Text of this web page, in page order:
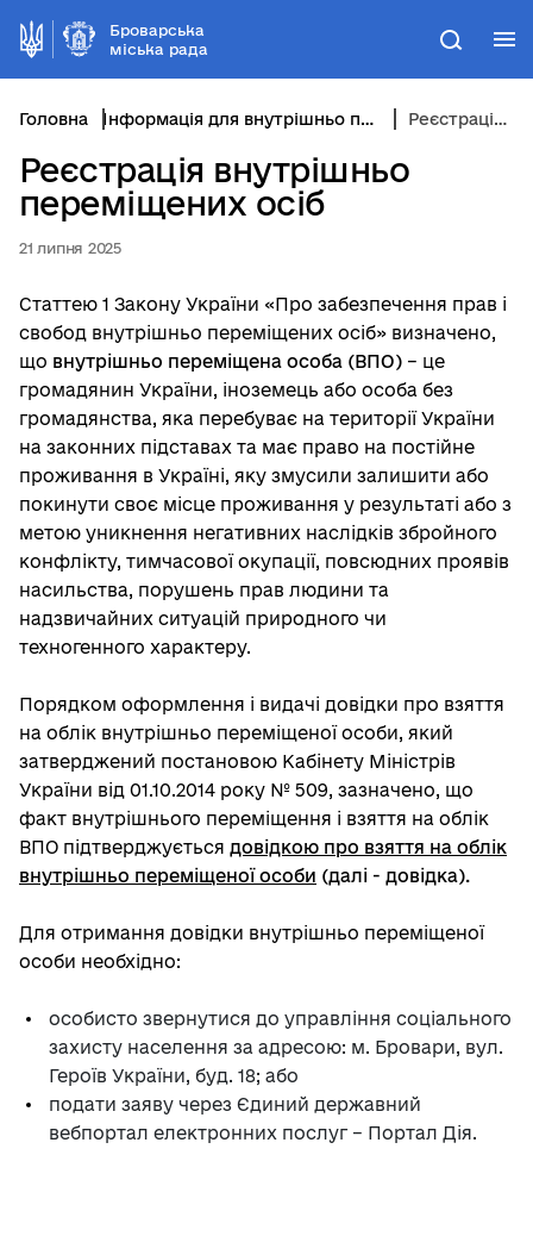
Броварська
міська рада
Пошук
Головна Інформація для внутрішньо переміщених осіб Реєстрація внутрішньо переміщених осіб
Реєстрація внутрішньо
переміщених осіб
21 липня 2025
Статтею 1 Закону України «Про забезпечення прав і
свобод внутрішньо переміщених осіб» визначено,
що внутрішньо переміщена особа (ВПО) – це
громадянин України, іноземець або особа без
громадянства, яка перебуває на території України
на законних підставах та має право на постійне
проживання в Україні, яку змусили залишити або
покинути своє місце проживання у результаті або з
метою уникнення негативних наслідків збройного
конфлікту, тимчасової окупації, повсюдних проявів
насильства, порушень прав людини та
надзвичайних ситуацій природного чи
техногенного характеру.
Порядком оформлення і видачі довідки про взяття
на облік внутрішньо переміщеної особи, який
затверджений постановою Кабінету Міністрів
України від 01.10.2014 року № 509, зазначено, що
факт внутрішнього переміщення і взяття на облік
ВПО підтверджується довідкою про взяття на облік
внутрішньо переміщеної особи (далі - довідка).
Для отримання довідки внутрішньо переміщеної
особи необхідно:
особисто звернутися до управління соціального
захисту населення за адресою: м. Бровари, вул.
Героїв України, буд. 18; або
подати заяву через Єдиний державний
вебпортал електронних послуг – Портал Дія.